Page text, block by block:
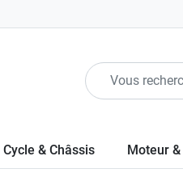
Cycle & Châssis Moteur